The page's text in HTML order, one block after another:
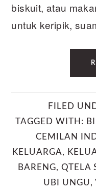
biskuit, atau
untuk keripik,
FILED
TAGGED WITH:
CEMILAN
KELUARGA,
BARENG, QTELA
UBI UNGU,